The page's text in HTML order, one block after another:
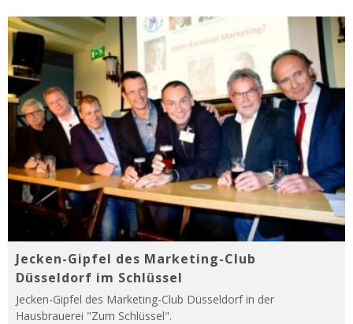
Jecken-Gipfel des Marketing-Club
Düsseldorf im Schlüssel
Jecken-Gipfel des Marketing-Club Düsseldorf in der
Hausbrauerei "Zum Schlüssel".